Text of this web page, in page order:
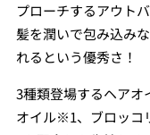
プローチするアウト
髪を潤いで包み込み
れるという優秀さ！
3種類登場するヘアオ
オイル※1、ブロッ